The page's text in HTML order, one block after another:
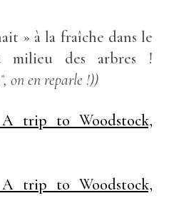
» à la fraîche dans le
milieu des arbres !
on en reparle !))